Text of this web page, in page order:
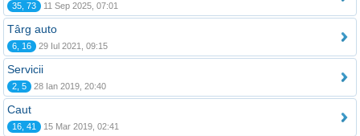
35, 73 11 Sep 2025, 07:01
Târg auto
6, 16 29 Iul 2021, 09:15
Servicii
2, 5 28 Ian 2019, 20:40
Caut
16, 41 15 Mar 2019, 02:41